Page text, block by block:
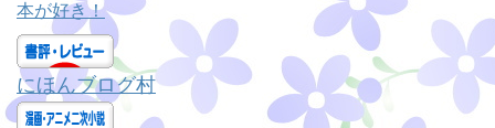
本が好き！
にほんブログ村